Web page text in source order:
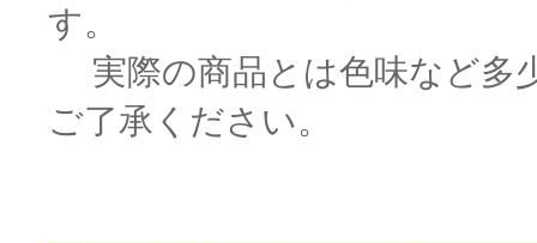
す。
実際の商品とは色味など多
ご了承ください。